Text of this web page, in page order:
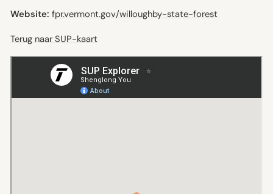
Website: fpr.vermont.gov/willoughby-state-forest
Terug naar SUP-kaart